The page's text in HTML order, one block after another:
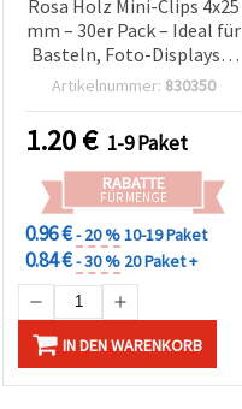
Rosa Holz Mini-Clips 4x25
mm – 30er Pack – Ideal für
Basteln, Foto-Displays &
Geschenkdeko
Artikelnummer: 830350
1.20€ 1-9 Paket
RABATTE
FÜR MENGE
0.96 €- 20 %10-19 Paket
0.84 €- 30 % 20 Paket +
IN DEN WARENKORB